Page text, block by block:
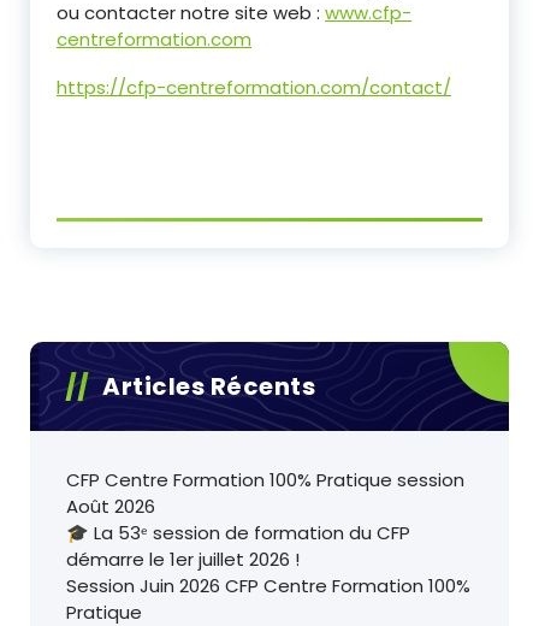
ou contacter notre site web : www.cfp-
centreformation.com
https://cfp-centreformation.com/contact/
Articles Récents
CFP Centre Formation 100% Pratique session
Août 2026
🎓 La 53ᵉ session de formation du CFP
démarre le 1er juillet 2026 !
Session Juin 2026 CFP Centre Formation 100%
Pratique